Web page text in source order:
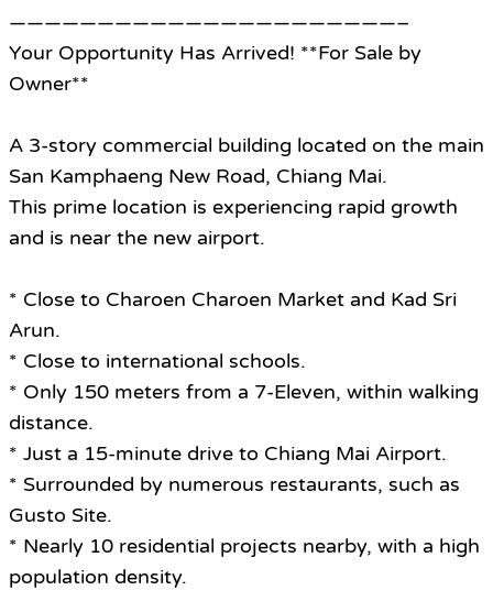
——————————————————————–
Your Opportunity Has Arrived! **For Sale by
Owner**
A 3-story commercial building located on the main
San Kamphaeng New Road, Chiang Mai.
This prime location is experiencing rapid growth
and is near the new airport.
* Close to Charoen Charoen Market and Kad Sri
Arun.
* Close to international schools.
* Only 150 meters from a 7-Eleven, within walking
distance.
* Just a 15-minute drive to Chiang Mai Airport.
* Surrounded by numerous restaurants, such as
Gusto Site.
* Nearly 10 residential projects nearby, with a high
population density.